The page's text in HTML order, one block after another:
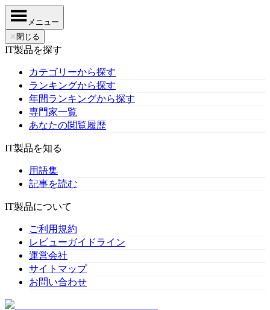
メニュー
✕ 閉じる
IT製品を探す
カテゴリーから探す
ランキングから探す
年間ランキングから探す
専門家一覧
あなたの閲覧履歴
IT製品を知る
用語集
記事を読む
IT製品について
ご利用規約
レビューガイドライン
運営会社
サイトマップ
お問い合わせ